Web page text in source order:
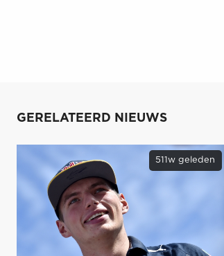
GERELATEERD NIEUWS
511w geleden